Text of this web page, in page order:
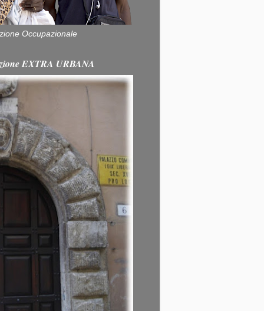
Occupazionale
EXTRA URBANA